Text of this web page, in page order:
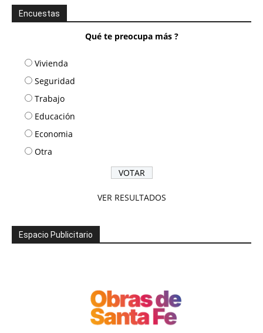
Encuestas
Qué te preocupa más ?
Vivienda
Seguridad
Trabajo
Educación
Economia
Otra
VER RESULTADOS
Espacio Publicitario